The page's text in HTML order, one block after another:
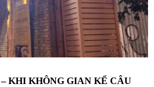
KHI KHÔNG GIAN KỂ CÂU